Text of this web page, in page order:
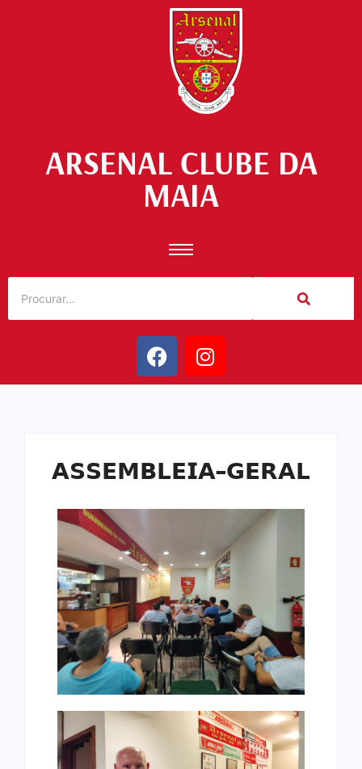
ARSENAL CLUBE DA
MAIA
𝗔𝗦𝗦𝗘𝗠𝗕𝗟𝗘𝗜𝗔-𝗚𝗘𝗥𝗔𝗟